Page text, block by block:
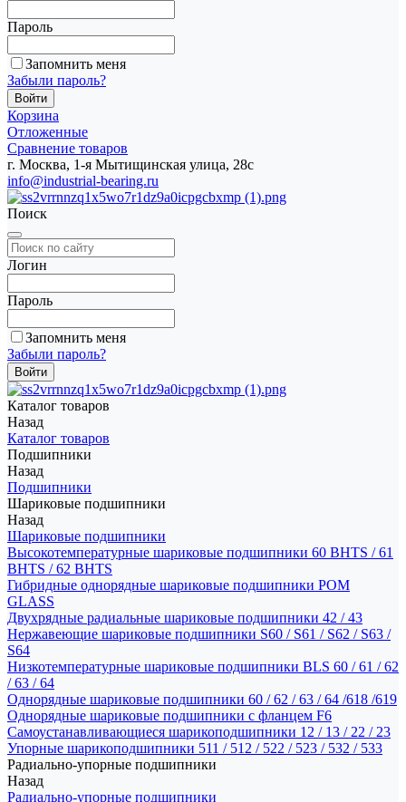
Пароль
Запомнить меня
Забыли пароль?
Корзина
Отложенные
Сравнение товаров
г. Москва, 1-я Мытищинская улица, 28с
info@industrial-bearing.ru
Поиск
Логин
Пароль
Запомнить меня
Забыли пароль?
Каталог товаров
Назад
Каталог товаров
Подшипники
Назад
Подшипники
Шариковые подшипники
Назад
Шариковые подшипники
Высокотемпературные шариковые подшипники 60 BHTS / 61
BHTS / 62 BHTS
Гибридные однорядные шариковые подшипники POM
GLASS
Двухрядные радиальные шариковые подшипники 42 / 43
Нержавеющие шариковые подшипники S60 / S61 / S62 / S63 /
S64
Низкотемпературные шариковые подшипники BLS 60 / 61 / 62
/ 63 / 64
Однорядные шариковые подшипники 60 / 62 / 63 / 64 /618 /619
Однорядные шариковые подшипники с фланцем F6
Самоустанавливающиеся шарикоподшипники 12 / 13 / 22 / 23
Упорные шарикоподшипники 511 / 512 / 522 / 523 / 532 / 533
Радиально-упорные подшипники
Назад
Радиально-упорные подшипники